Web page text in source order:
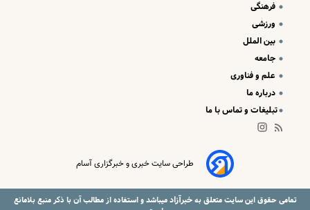
فرهنگی
ورزشی
بین الملل
جامعه
علم و فناوری
درباره ما
تبلیغات و تماس با ما
طراحی سایت خبری و خبرگزاری آسام
تمامی حقوق این سایت متعلق بهخبرآزادمیباشد و استفاده از مطالب آن با ذکر منبع بلامانع